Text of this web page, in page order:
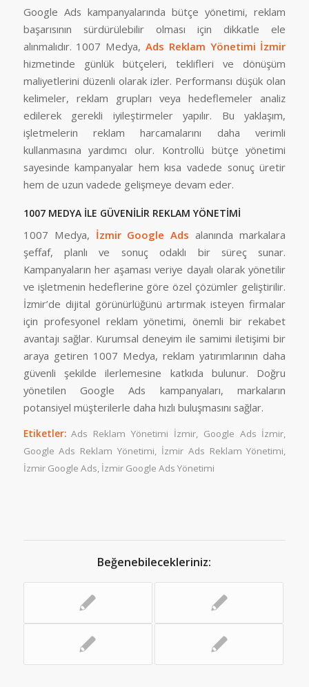
Google Ads kampanyalarında bütçe yönetimi, reklam
başarısının sürdürülebilir olması için dikkatle ele
alınmalıdır. 1007 Medya, Ads Reklam Yönetimi İzmir
hizmetinde günlük bütçeleri, teklifleri ve dönüşüm
maliyetlerini düzenli olarak izler. Performansı düşük olan
kelimeler, reklam grupları veya hedeflemeler analiz
edilerek gerekli iyileştirmeler yapılır. Bu yaklaşım,
işletmelerin reklam harcamalarını daha verimli
kullanmasına yardımcı olur. Kontrollü bütçe yönetimi
sayesinde kampanyalar hem kısa vadede sonuç üretir
hem de uzun vadede gelişmeye devam eder.
1007 MEDYA İLE GÜVENİLİR REKLAM YÖNETİMİ
1007 Medya, İzmir Google Ads alanında markalara
şeffaf, planlı ve sonuç odaklı bir süreç sunar.
Kampanyaların her aşaması veriye dayalı olarak yönetilir
ve işletmenin hedeflerine göre özel çözümler geliştirilir.
İzmir’de dijital görünürlüğünü artırmak isteyen firmalar
için profesyonel reklam yönetimi, önemli bir rekabet
avantajı sağlar. Kurumsal deneyim ile samimi iletişimi bir
araya getiren 1007 Medya, reklam yatırımlarının daha
güvenli şekilde ilerlemesine katkıda bulunur. Doğru
yönetilen Google Ads kampanyaları, markaların
potansiyel müşterilerle daha hızlı buluşmasını sağlar.
Etiketler: Ads Reklam Yönetimi İzmir, Google Ads İzmir,
Google Ads Reklam Yönetimi, İzmir Ads Reklam Yönetimi,
İzmir Google Ads, İzmir Google Ads Yönetimi
Beğenebilecekleriniz: